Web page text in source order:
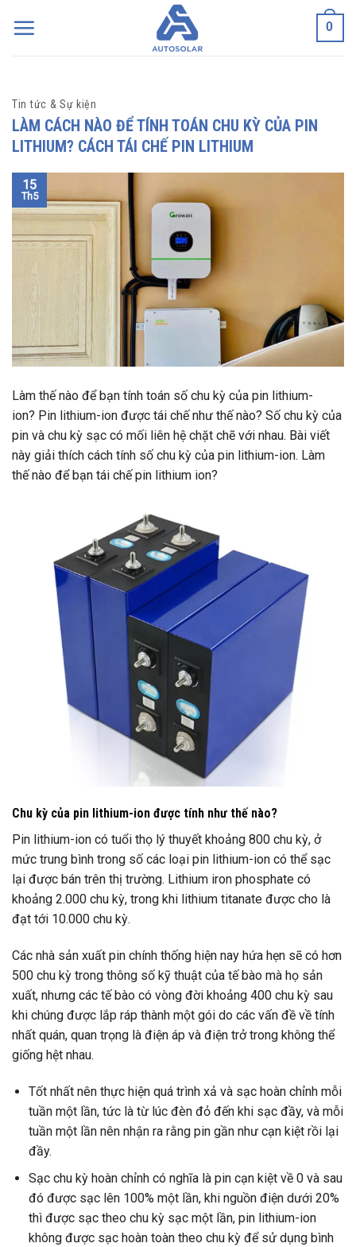
0
Tin tức & Sự kiện
LÀM CÁCH NÀO ĐỂ TÍNH TOÁN CHU KỲ CỦA PIN
LITHIUM? CÁCH TÁI CHẾ PIN LITHIUM
15
Th5
Làm thế nào để bạn tính toán số chu kỳ của pin lithium-
ion? Pin lithium-ion được tái chế như thế nào? Số chu kỳ của
pin và chu kỳ sạc có mối liên hệ chặt chẽ với nhau. Bài viết
này giải thích cách tính số chu kỳ của pin lithium-ion. Làm
thế nào để bạn tái chế pin lithium ion?
Chu kỳ của pin lithium-ion được tính như thế nào?
Pin lithium-ion có tuổi thọ lý thuyết khoảng 800 chu kỳ, ở
mức trung bình trong số các loại pin lithium-ion có thể sạc
lại được bán trên thị trường. Lithium iron phosphate có
khoảng 2.000 chu kỳ, trong khi lithium titanate được cho là
đạt tới 10.000 chu kỳ.
Các nhà sản xuất pin chính thống hiện nay hứa hẹn sẽ có hơn
500 chu kỳ trong thông số kỹ thuật của tế bào mà họ sản
xuất, nhưng các tế bào có vòng đời khoảng 400 chu kỳ sau
khi chúng được lắp ráp thành một gói do các vấn đề về tính
nhất quán, quan trọng là điện áp và điện trở trong không thể
giống hệt nhau.
Tốt nhất nên thực hiện quá trình xả và sạc hoàn chỉnh mỗi
tuần một lần, tức là từ lúc đèn đỏ đến khi sạc đầy, và mỗi
tuần một lần nên nhận ra rằng pin gần như cạn kiệt rồi lại
đầy.
Sạc chu kỳ hoàn chỉnh có nghĩa là pin cạn kiệt về 0 và sau
đó được sạc lên 100% một lần, khi nguồn điện dưới 20%
thì được sạc theo chu kỳ sạc một lần, pin lithium-ion
không được sạc hoàn toàn theo chu kỳ để sử dụng bình